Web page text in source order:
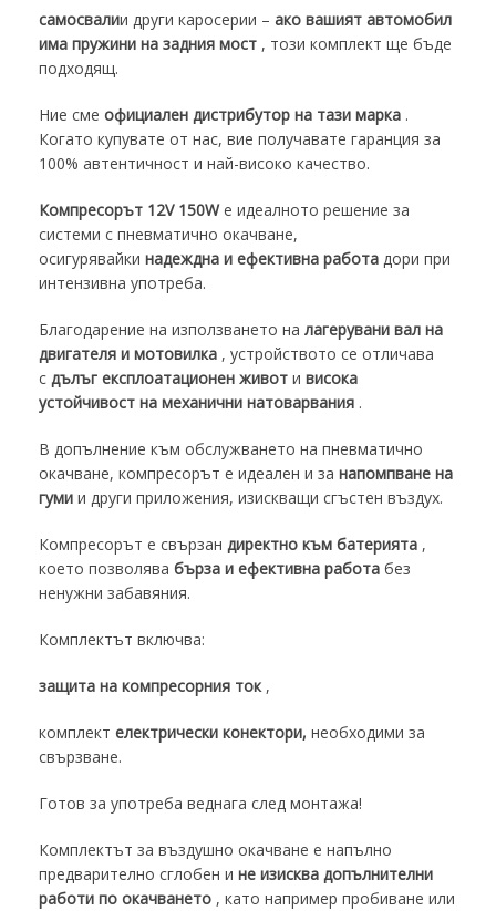
самосвалии други каросерии – ако вашият автомобил
има пружини на задния мост , този комплект ще бъде
подходящ.
Ние сме официален дистрибутор на тази марка .
Когато купувате от нас, вие получавате гаранция за
100% автентичност и най-високо качество.
Компресорът 12V 150Wе идеалното решение за
системи с пневматично окачване,
осигурявайки надеждна и ефективна работа дори при
интензивна употреба.
Благодарение на използването на лагерувани вал на
двигателя и мотовилка , устройството се отличава
с дълъг експлоатационен живот и висока
устойчивост на механични натоварвания .
В допълнение към обслужването на пневматично
окачване, компресорът е идеален и за напомпване на
гуми и други приложения, изискващи сгъстен въздух.
Компресорът е свързан директно към батерията ,
което позволява бърза и ефективна работа без
ненужни забавяния.
Комплектът включва:
защита на компресорния ток,
комплект електрически конектори, необходими за
свързване.
Готов за употреба веднага след монтажа!
Комплектът за въздушно окачване е напълно
предварително сглобен и не изисква допълнителни
работи по окачването , като например пробиване или